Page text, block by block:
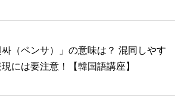
싸（ペンサ）」の意味は？ 混同しやす
には要注意！【韓国語講座】